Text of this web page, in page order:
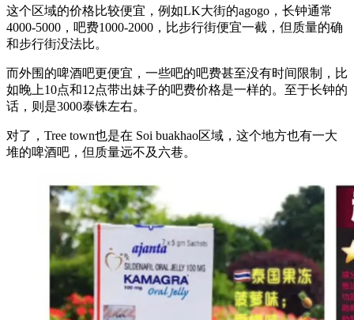
这个区域的价格比较便宜，例如LK大街的agogo，长钟通常
4000-5000，吧费1000-2000，比步行街便宜一截，但质量的确
和步行街没法比。
而外围的啤酒吧更便宜，一些吧的吧费甚至没有时间限制，比
如晚上10点和12点带出妹子的吧费价格是一样的。至于长钟的
话，则是3000泰铢左右。
对了，Tree town也是在 Soi buakhao区域，这个地方也有一大
堆的啤酒吧，但质量远不及六巷。